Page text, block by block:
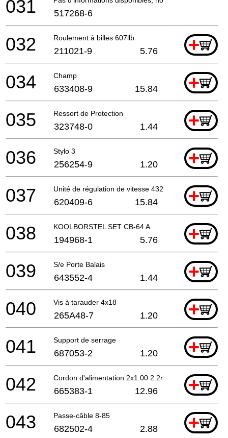
031 517268-6
Roulement à billes 607llb +
032 211021-9 5.76
Champ +
034 633408-9 15.84
Ressort de Protection +
035 323748-0 1.44
Stylo 3 +
036 256254-9 1.20
Unité de régulation de vitesse 4323 A +
037 620409-6 15.84
KOOLBORSTEL SET CB-64 A +
038 194968-1 5.76
S/e Porte Balais +
039 643552-4 1.44
Vis à tarauder 4x18 +
040 265A48-7 1.20
Support de serrage +
041 687053-2 1.20
Cordon d'alimentation 2x1.00 2.2mtr +
042 665383-1 12.96
Passe-câble 8-85 +
043 682502-4 2.88